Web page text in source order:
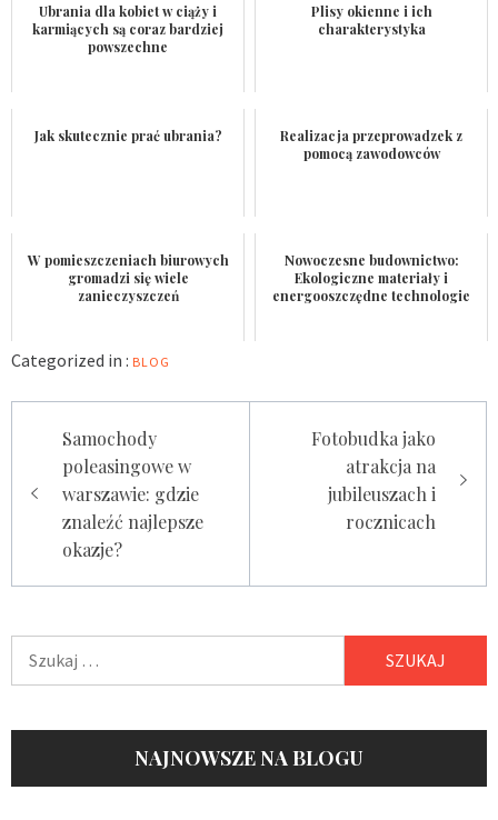
Ubrania dla kobiet w ciąży i
karmiących są coraz bardziej
powszechne
Plisy okienne i ich
charakterystyka
Jak skutecznie prać ubrania?
Realizacja przeprowadzek z
pomocą zawodowców
W pomieszczeniach biurowych
gromadzi się wiele
zanieczyszczeń
Nowoczesne budownictwo:
Ekologiczne materiały i
energooszczędne technologie
Categorized in : BLOG
wpisuSamochody
poleasingowe w
warszawie: gdzie
znaleźć najlepsze
okazje?
Fotobudka jako
atrakcja na
jubileuszach i
rocznicach
NAJNOWSZE NA BLOGU